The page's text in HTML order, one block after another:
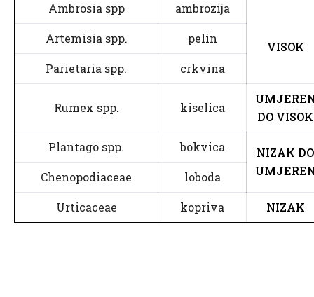
VISOK
Ambrosia spp ambrozija
Artemisia spp. pelin
Parietaria spp. crkvina
Rumex spp. kiselica
DO VISOK
Plantago spp. bokvica
NIZAK DO
Chenopodiaceae loboda
Urticaceae kopriva NIZAK